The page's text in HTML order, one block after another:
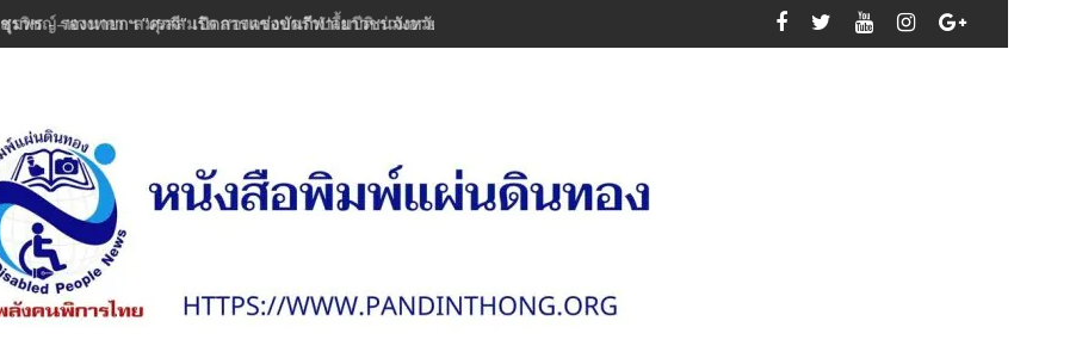
ชุมพร - รองนายกฯ "ศุภจี" เปิดการแข่งขันกีฬาเยาวชนจังหวัดชุมพร มุ่งส่งเสริมสุขภาพ-วินัย-น้ำใจนักกีฬา